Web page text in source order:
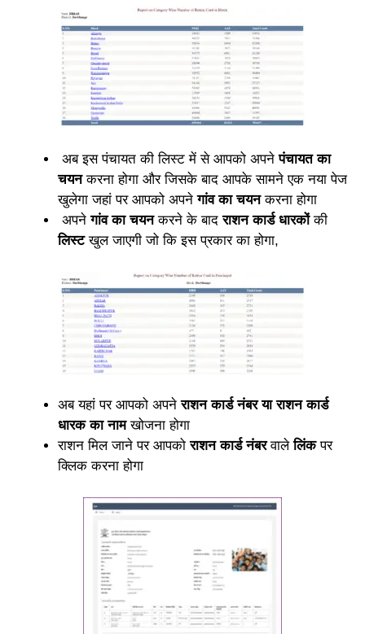
अब इस पंचायत की लिस्ट में से आपको अपनेपंचायत का
चयनकरना होगा और जिसके बाद आपके सामने एक नया पेज
खुलेगा जहां पर आपको अपनेगांव का चयनकरना होगा
अपनेगांव का चयनकरने के बादराशन कार्ड धारकोंकी
लिस्टखुल जाएगी जो कि इस प्रकार का होगा,
अब यहां पर आपको अपनेराशन कार्ड नंबर या राशन कार्ड
धारक का नामखोजना होगा
राशन मिल जाने पर आपकोराशन कार्ड नंबरवालेलिंकपर
क्लिक करना होगा